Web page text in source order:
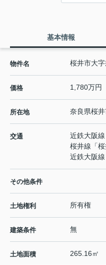
基本情報
物件名 桜井市大
価格 1,780万円
所在地 奈良県桜
交通 近鉄大阪線
桜井線 「
近鉄大阪線
その他条件
土地権利 所有権
建築条件 無
土地面積 265.16㎡